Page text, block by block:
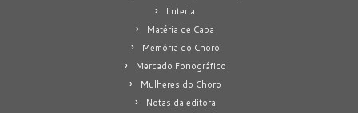
Luteria
Matéria de Capa
Memória do Choro
Mercado Fonográfico
Mulheres do Choro
Notas da editora